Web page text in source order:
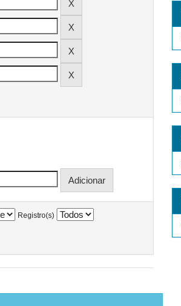
Registro(s)